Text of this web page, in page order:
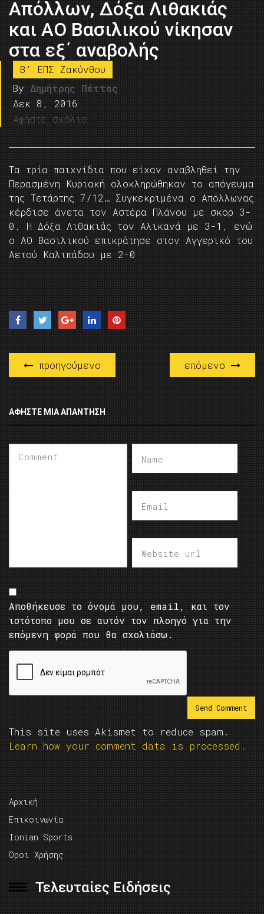
Απόλλων, Δόξα Λιθακιάς
και ΑΟ Βασιλικού νίκησαν
στα εξ΄ αναβολής
B’ ΕΠΣ Ζακύνθου
By Δημήτρης Πέττας
Δεκ 8, 2016
Αφήστε σχόλιο
Τα τρία παιχνίδια που είχαν αναβληθεί την
Περασμένη Κυριακή ολοκληρώθηκαν το απόγευμα
της Τετάρτης 7/12… Συγκεκριμένα ο Απόλλωνας
κέρδισε άνετα τον Αστέρα Πλάνου με σκορ 3-
0. Η Δόξα Λιθακιάς τον Αλικανά με 3-1, ενώ
ο ΑΟ Βασιλικού επικράτησε στον Αγγερικό του
Αετού Καλιπάδου με 2-0
προηγούμενο επόμενο
ΑΦΉΣΤΕ ΜΙΑ ΑΠΆΝΤΗΣΗ
Αποθήκευσε το όνομά μου, email, και τον
ιστότοπο μου σε αυτόν τον πλοηγό για την
επόμενη φορά που θα σχολιάσω.
This site uses Akismet to reduce spam.
Learn how your comment data is processed.
Αρχική
Επικοινωνία
Ionian Sports
Όροι Χρήσης
Τελευταίες Ειδήσεις